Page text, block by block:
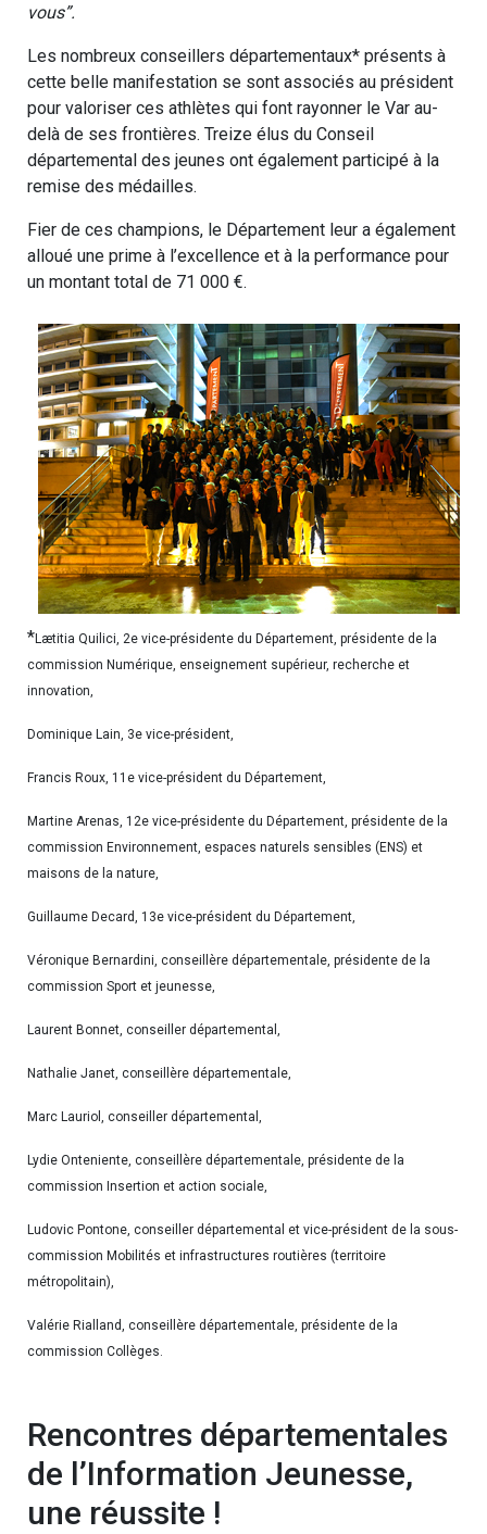
vous”.
Les nombreux conseillers départementaux* présents à
cette belle manifestation se sont associés au président
pour valoriser ces athlètes qui font rayonner le Var au-
delà de ses frontières. Treize élus du Conseil
départemental des jeunes ont également participé à la
remise des médailles.
Fier de ces champions, le Département leur a également
alloué une prime à l’excellence et à la performance pour
un montant total de 71 000 €.
*Lætitia Quilici, 2e vice-présidente du Département, présidente de la
commission Numérique, enseignement supérieur, recherche et
innovation,
Dominique Lain, 3e vice-président,
Francis Roux, 11e vice-président du Département,
Martine Arenas, 12e vice-présidente du Département, présidente de la
commission Environnement, espaces naturels sensibles (ENS) et
maisons de la nature,
Guillaume Decard, 13e vice-président du Département,
Véronique Bernardini, conseillère départementale, présidente de la
commission Sport et jeunesse,
Laurent Bonnet, conseiller départemental,
Nathalie Janet, conseillère départementale,
Marc Lauriol, conseiller départemental,
Lydie Onteniente, conseillère départementale, présidente de la
commission Insertion et action sociale,
Ludovic Pontone, conseiller départemental et vice-président de la sous-
commission Mobilités et infrastructures routières (territoire
métropolitain),
Valérie Rialland, conseillère départementale, présidente de la
commission Collèges.
Rencontres départementales
de l’Information Jeunesse,
une réussite !